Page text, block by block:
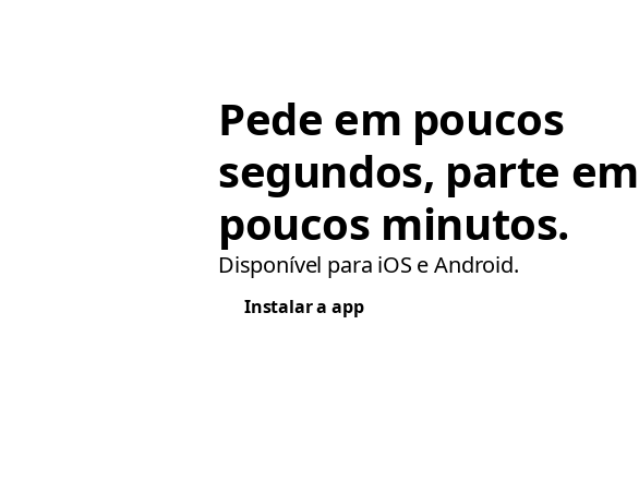
Pede em poucos
segundos, parte em
poucos minutos.
Disponível para iOS e Android.
Instalar a app